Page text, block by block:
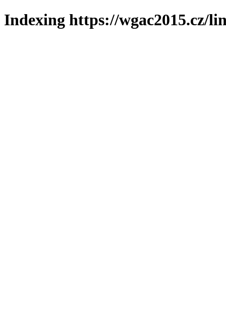
Indexing https://wgac2015.cz/